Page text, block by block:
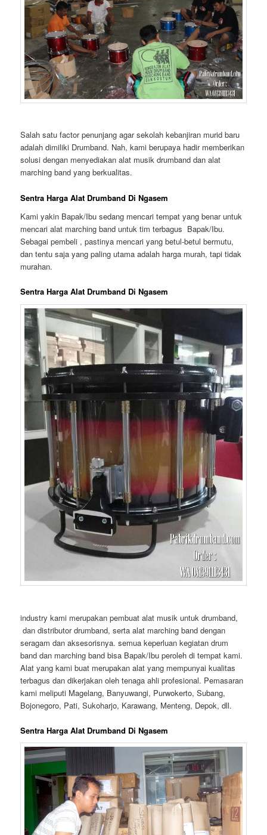
Salah satu factor penunjang agar sekolah kebanjiran murid baru
adalah dimiliki Drumband. Nah, kami berupaya hadir memberikan
solusi dengan menyediakan alat musik drumband dan alat
marching band yang berkualitas.
Sentra Harga Alat Drumband Di Ngasem
Kami yakin Bapak/Ibu sedang mencari tempat yang benar untuk
mencari alat marching band untuk tim terbagus Bapak/Ibu.
Sebagai pembeli , pastinya mencari yang betul-betul bermutu,
dan tentu saja yang paling utama adalah harga murah, tapi tidak
murahan.
Sentra Harga Alat Drumband Di Ngasem
industry kami merupakan pembuat alat musik untuk drumband,
dan distributor drumband, serta alat marching band dengan
seragam dan aksesorisnya. semua keperluan kegiatan drum
band dan marching band bisa Bapak/Ibu peroleh di tempat kami.
Alat yang kami buat merupakan alat yang mempunyai kualitas
terbagus dan dikerjakan oleh tenaga ahli profesional. Pemasaran
kami meliputi Magelang, Banyuwangi, Purwokerto, Subang,
Bojonegoro, Pati, Sukoharjo, Karawang, Menteng, Depok, dll.
Sentra Harga Alat Drumband Di Ngasem